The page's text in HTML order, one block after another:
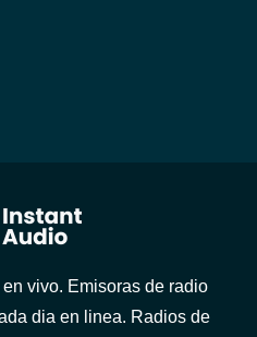
vivo. Emisoras de radio
dia en linea. Radios de